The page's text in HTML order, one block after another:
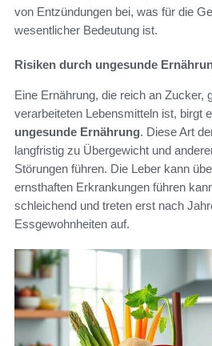
von Entzündungen bei, was für die
wesentlicher Bedeutung ist.
Risiken durch ungesunde
Eine Ernährung, die reich an Zucker,
verarbeiteten Lebensmitteln ist, birgt
ungesunde Ernährung. Diese Art
langfristig zu Übergewicht und
Störungen führen. Die Leber kann
ernsthaften Erkrankungen führen
schleichend und treten erst nach
Essgewohnheiten auf.